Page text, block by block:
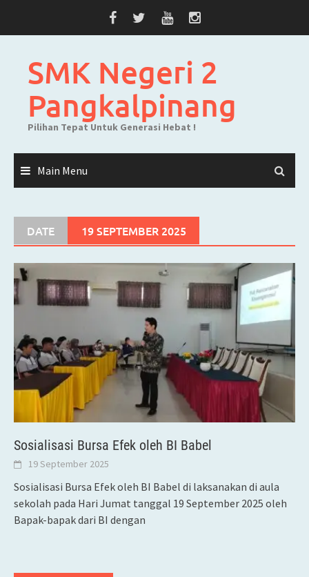
SMK Negeri 2
Pangkalpinang
Pilihan Tepat Untuk Generasi Hebat !
Main Menu
DATE 19 SEPTEMBER 2025
Sosialisasi Bursa Efek oleh BI Babel
19 September 2025
Sosialisasi Bursa Efek oleh BI Babel di laksanakan di aula
sekolah pada Hari Jumat tanggal 19 September 2025 oleh
Bapak-bapak dari BI dengan